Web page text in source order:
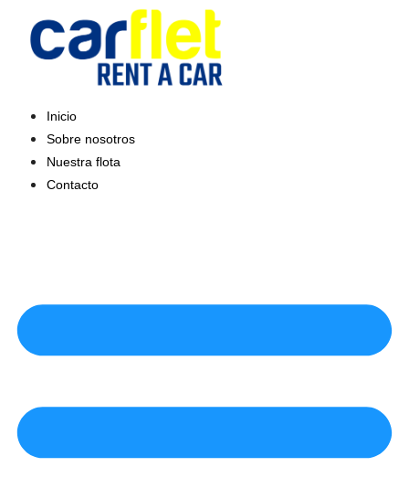
contenido
Inicio
Sobre nosotros
Nuestra flota
Contacto